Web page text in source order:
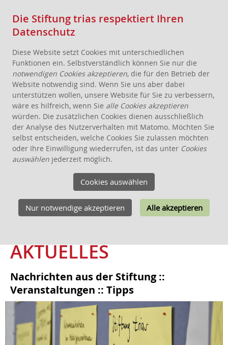
AKTUELLES
STIFTUNG
THEMEN
ANGEBOTE FÜR WOHNPROJEKTE
WISSEN
KONTAKT
AKTUELLES
Nachrichten aus der Stiftung ::
Veranstaltungen :: Tipps
Die Stiftung trias respektiert Ihren
Datenschutz
Diese Website setzt Cookies mit unterschiedlichen
Funktionen ein. Selbstverständlich können Sie nur die
notwendigen Cookies akzeptieren, die für den Betrieb der
Website notwendig sind. Wenn Sie uns aber dabei
unterstützen wollen, unsere Website für Sie zu verbessern,
wäre es hilfreich, wenn Sie alle Cookies akzeptieren
würden. Die zusätzlichen Cookies dienen ausschließlich
der Analyse des Nutzerverhalten mit Matomo. Möchten Sie
selbst entscheiden, welche Cookies Sie zulassen möchten
oder Ihre Einwilligung wiederrufen, ist das unter Cookies
auswählen jederzeit möglich.
Cookies auswählen
Nur notwendige akzeptieren Alle akzeptieren